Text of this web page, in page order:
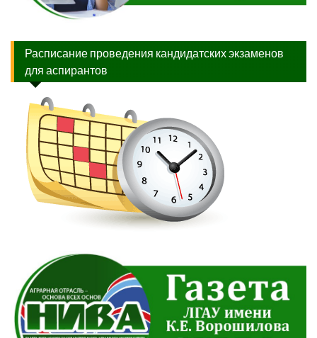
Расписание проведения кандидатских экзаменов
для аспирантов